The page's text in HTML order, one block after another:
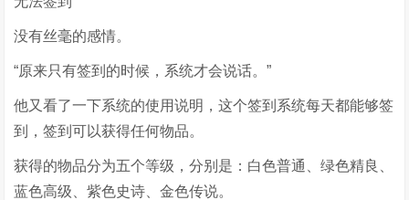
没有丝毫的感情。
“原来只有签到的时候，系统才会说话。”
他又看了一下系统的使用说明，这个签到系统每天都能够签
到，签到可以获得任何物品。
获得的物品分为五个等级，分别是：白色普通、绿色精良、
蓝色高级、紫色史诗、金色传说。